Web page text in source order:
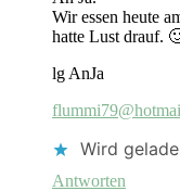
Wir essen heute
hatte Lust drauf.
lg AnJa
Wird
Antworten